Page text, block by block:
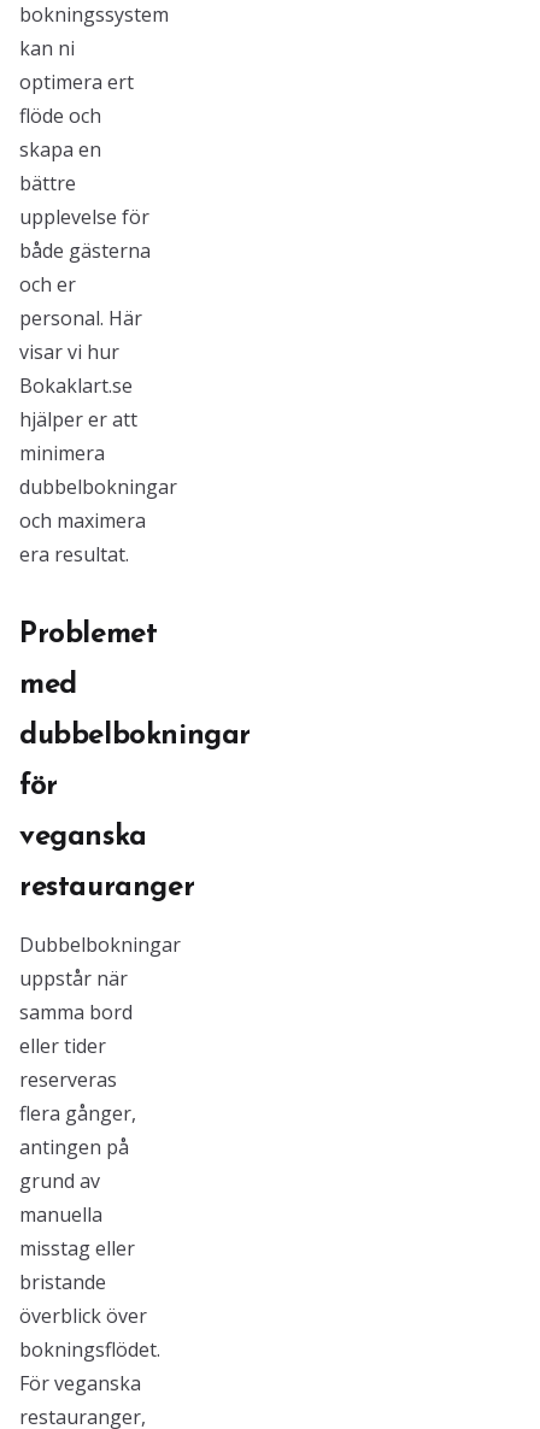
bokningssystem
kan ni
optimera ert
flöde och
skapa en
bättre
upplevelse för
både gästerna
och er
personal. Här
visar vi hur
Bokaklart.se
hjälper er att
minimera
dubbelbokningar
och maximera
era resultat.
Problemet
med
dubbelbokningar
för
veganska
restauranger
Dubbelbokningar
uppstår när
samma bord
eller tider
reserveras
flera gånger,
antingen på
grund av
manuella
misstag eller
bristande
överblick över
bokningsflödet.
För veganska
restauranger,